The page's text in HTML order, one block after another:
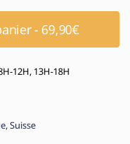
- 69,90€
12H, 13H-18H
Suisse